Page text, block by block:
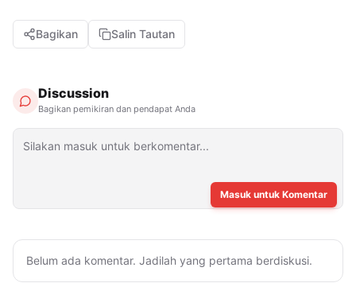
Bagikan Salin Tautan
Discussion
Bagikan pemikiran dan pendapat Anda
Masuk untuk Komentar
Belum ada komentar. Jadilah yang pertama berdiskusi.